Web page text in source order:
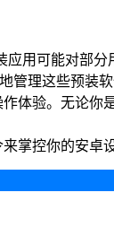
用可能对部
管理这些预装软
体验。无论你
掌控你的安卓